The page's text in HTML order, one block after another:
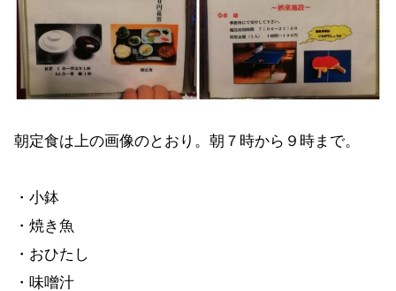
朝定食は上の画像のとおり。朝７時から９時まで。
・小鉢
・焼き魚
・おひたし
・味噌汁